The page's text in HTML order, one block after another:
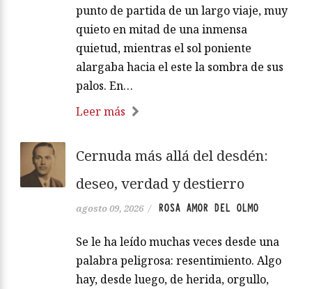
punto de partida de un largo viaje, muy
quieto en mitad de una inmensa
quietud, mientras el sol poniente
alargaba hacia el este la sombra de sus
palos. En…
Leer más
Cernuda más allá del desdén:
deseo, verdad y destierro
agosto 09, 2026 / ROSA AMOR DEL OLMO
Se le ha leído muchas veces desde una
palabra peligrosa: resentimiento. Algo
hay, desde luego, de herida, orgullo,